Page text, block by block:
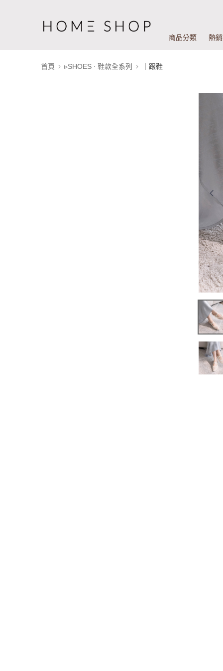
商品分類 熱
首頁 ▹SHOES ‧ 鞋款全系列 ｜跟鞋